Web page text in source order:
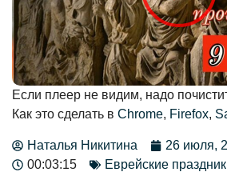
Если плеер не видим, надо
Как это сделать в Chrome, Firefox,
Наталья Никитина
26 июля,
00:03:15
Еврейские